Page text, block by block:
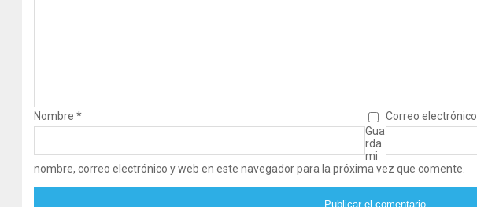
Nombre* Correo electrónico
Gua
rda
mi
nombre, correo electrónico y web en este navegador para la próxima vez que comente.